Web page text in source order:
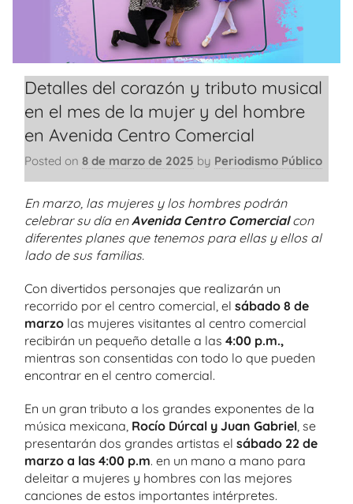
Detalles del corazón y tributo musical
en el mes de la mujer y del hombre
en Avenida Centro Comercial
Posted on 8 de marzo de 2025 by Periodismo Público
En marzo, las mujeres y los hombres podrán
celebrar su día enAvenida Centro Comercialcon
diferentes planes que tenemos para ellas y ellos al
lado de sus familias.
Con divertidos personajes que realizarán un
recorrido por el centro comercial, el sábado 8 de
marzo las mujeres visitantes al centro comercial
recibirán un pequeño detalle a las 4:00 p.m.,
mientras son consentidas con todo lo que pueden
encontrar en el centro comercial.
En un gran tributo a los grandes exponentes de la
música mexicana, Rocío Dúrcal y Juan Gabriel , se
presentarán dos grandes artistas el sábado 22 de
marzo a las 4:00 p.m. en un mano a mano para
deleitar a mujeres y hombres con las mejores
canciones de estos importantes intérpretes.